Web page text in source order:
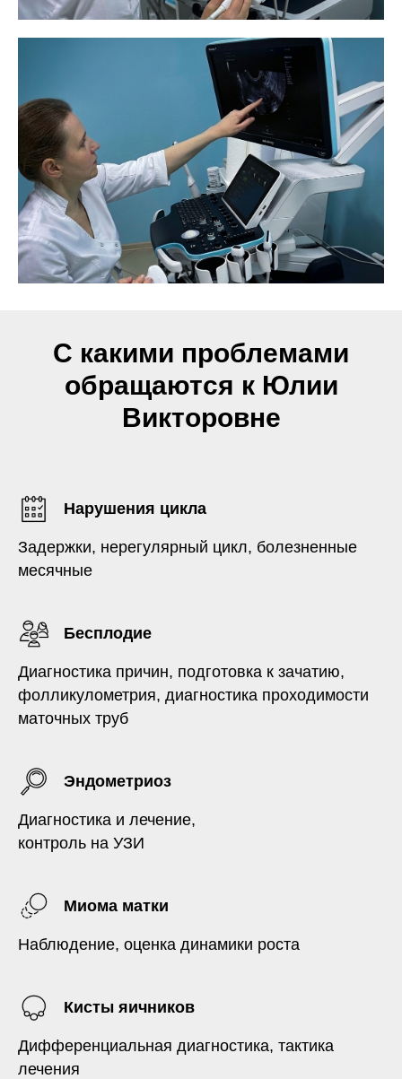
С какими проблемами
обращаются к Юлии
Викторовне
Нарушения цикла
Задержки, нерегулярный цикл, болезненные
месячные
Бесплодие
Диагностика причин, подготовка к зачатию,
фолликулометрия, диагностика проходимости
маточных труб
Эндометриоз
Диагностика и лечение,
контроль на УЗИ
Миома матки
Наблюдение, оценка динамики роста
Кисты яичников
Дифференциальная диагностика, тактика
лечения